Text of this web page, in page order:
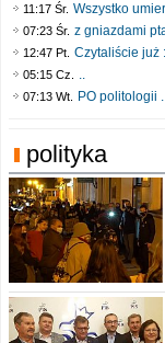
11:17 Śr. Wszystko
07:23 Śr. z gniazdami
12:47 Pt. Czytaliście już
05:15 Cz. ..
07:13 Wt. PO politologii
polityka